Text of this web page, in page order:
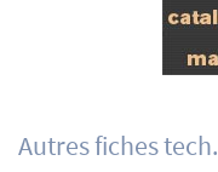
Autres fiches tech.